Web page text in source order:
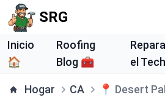
SRG
Inicio
🏠
Roofing
Blog 🧰
el
Hogar CA 📍 Desert